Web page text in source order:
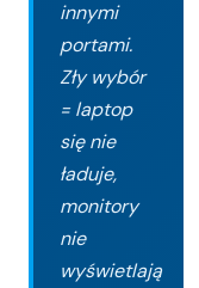
innymi
portami.
Zły wybór
= laptop
się nie
ładuje,
monitory
nie
wyświetlają